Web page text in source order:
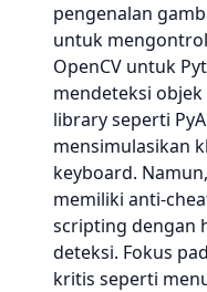
pengenalan
untuk
OpenCV untuk
mendeteksi
library seperti
mensimulasikan
keyboard.
memiliki anti-
scripting dengan
deteksi. Fokus
kritis seperti